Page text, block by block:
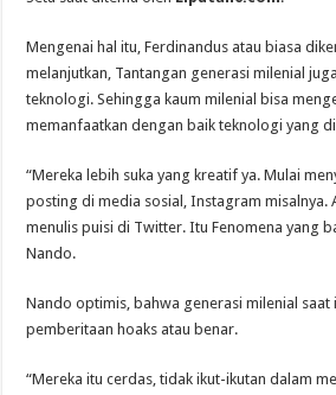
Mengenai hal itu, Ferdinandus atau biasa
melanjutkan, Tantangan generasi milenial
teknologi. Sehingga kaum milenial bisa
memanfaatkan dengan baik teknologi yang
“Mereka lebih suka yang kreatif ya. Mulai
posting di media sosial, Instagram misalnya.
menulis puisi di Twitter. Itu Fenomena yang
Nando.
Nando optimis, bahwa generasi milenial saat
pemberitaan hoaks atau benar.
“Mereka itu cerdas, tidak ikut-ikutan dalam